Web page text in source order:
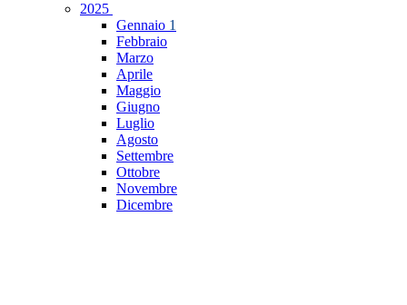
2025
Gennaio 1
Febbraio
Marzo
Aprile
Maggio
Giugno
Luglio
Agosto
Settembre
Ottobre
Novembre
Dicembre